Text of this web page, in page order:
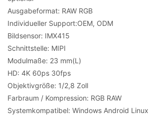
Ausgabeformat: RAW RGB
Individueller Support:OEM, ODM
Bildsensor: IMX415
Schnittstelle: MIPI
Modulmaße: 23 mm(L)
HD: 4K 60ps 30fps
Objektivgröße: 1/2,8 Zoll
Farbraum / Kompression: RGB RAW
Systemkompatibel: Windows Android Linux